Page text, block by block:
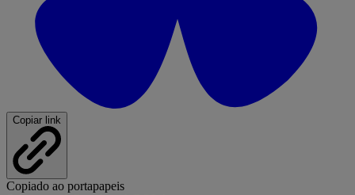
Copiar link
Copiado ao portapapeis